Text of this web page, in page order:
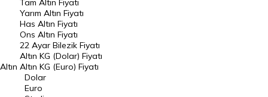
DÖVİZ
Döviz Kuru
Dolar Kuru
Euro Kuru
Pound Kuru
Altın
Tam Altın Fiyatı
Yarım Altın Fiyatı
Has Altın Fiyatı
Ons Altın Fiyatı
22 Ayar Bilezik Fiyatı
Altın KG (Dolar) Fiyatı
Altın KG (Euro) Fiyatı
Dolar
Euro